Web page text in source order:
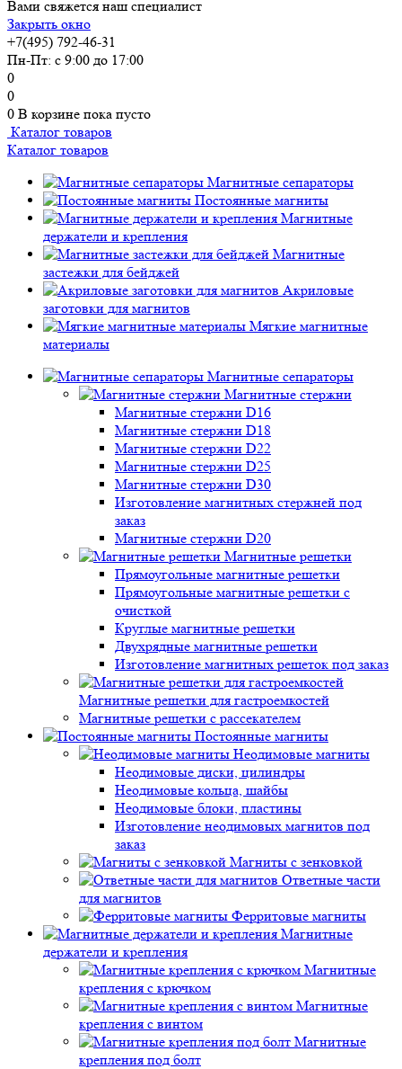
Вами свяжется наш специалист
Закрыть окно
+7(495) 792-46-31
Пн-Пт: с 9:00 до 17:00
0
0
0 В корзине пока пусто
Каталог товаров
Каталог товаров
Магнитные сепараторы
Постоянные магниты
Магнитные
держатели и крепления
Магнитные
застежки для бейджей
Акриловые
заготовки для магнитов
Мягкие магнитные
материалы
Магнитные сепараторы
Магнитные стержни
Магнитные стержни D16
Магнитные стержни D18
Магнитные стержни D22
Магнитные стержни D25
Магнитные стержни D30
Изготовление магнитных стержней под
заказ
Магнитные стержни D20
Магнитные решетки
Прямоугольные магнитные решетки
Прямоугольные магнитные решетки с
очисткой
Круглые магнитные решетки
Двухрядные магнитные решетки
Изготовление магнитных решеток под заказ
Магнитные решетки для гастроемкостей
Магнитные решетки с рассекателем
Постоянные магниты
Неодимовые магниты
Неодимовые диски, цилиндры
Неодимовые кольца, шайбы
Неодимовые блоки, пластины
Изготовление неодимовых магнитов под
заказ
Магниты с зенковкой
Ответные части
для магнитов
Ферритовые магниты
Магнитные
держатели и крепления
Магнитные
крепления с крючком
Магнитные
крепления с винтом
Магнитные
крепления под болт